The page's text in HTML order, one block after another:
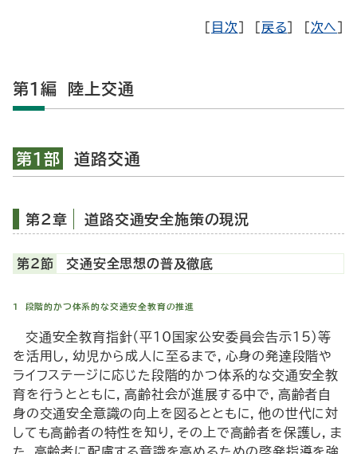
目次 戻る 次へ
第1編 陸上交通
第1部 道路交通
第2章 道路交通安全施策の現況
第2節 交通安全思想の普及徹底
1 段階的かつ体系的な交通安全教育の推進
交通安全教育指針（平10国家公安委員会告示15）等
を活用し，幼児から成人に至るまで，心身の発達段階や
ライフステージに応じた段階的かつ体系的な交通安全教
育を行うとともに，高齢社会が進展する中で，高齢者自
身の交通安全意識の向上を図るとともに，他の世代に対
しても高齢者の特性を知り，その上で高齢者を保護し，ま